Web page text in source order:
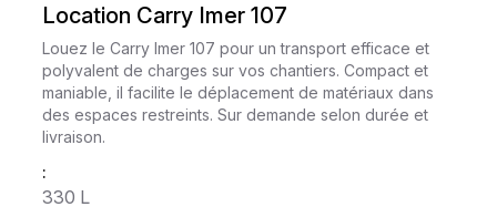
Location Carry Imer 107
Louez le Carry Imer 107 pour un transport efficace et
polyvalent de charges sur vos chantiers. Compact et
maniable, il facilite le déplacement de matériaux dans
des espaces restreints. Sur demande selon durée et
livraison.
:
330 L